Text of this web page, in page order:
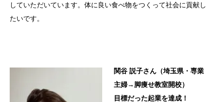
していただいています。体に良い食べ物をつくって社会に貢献し
たいです。
関谷 説子さん（埼玉県・専業
主婦→脚痩せ教室開校）
目標だった起業を達成！